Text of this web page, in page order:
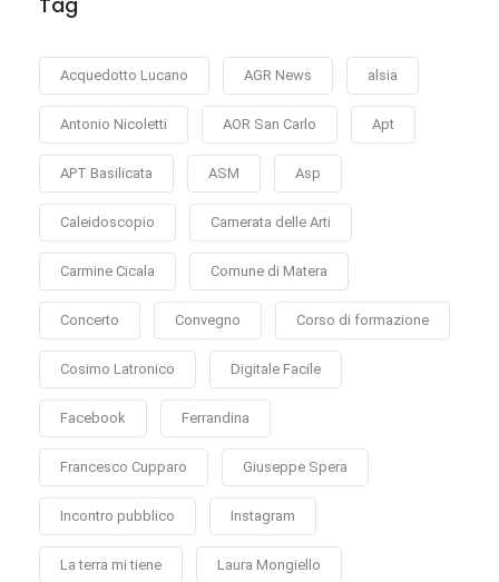
Acquedotto Lucano AGR News alsia
Antonio Nicoletti AOR San Carlo Apt
APT Basilicata ASM Asp
Caleidoscopio Camerata delle Arti
Carmine Cicala Comune di Matera
Concerto Convegno Corso di formazione
Cosimo Latronico Digitale Facile
Facebook Ferrandina
Francesco Cupparo Giuseppe Spera
Incontro pubblico Instagram
La terra mi tiene Laura Mongiello